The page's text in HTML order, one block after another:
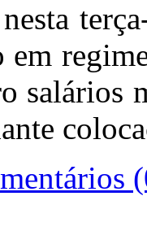
em
salários